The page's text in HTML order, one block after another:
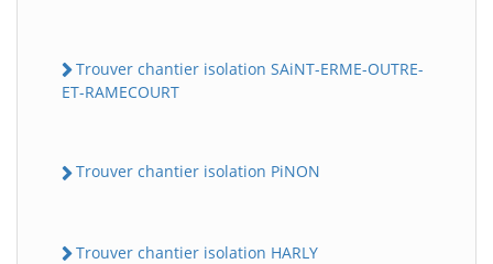
Trouver chantier isolation SAiNT-ERME-OUTRE-
ET-RAMECOURT
Trouver chantier isolation PiNON
Trouver chantier isolation HARLY